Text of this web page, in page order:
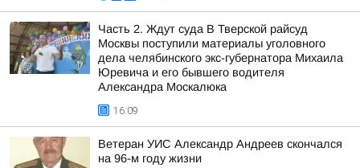
Часть 2. Ждут суда В Тверской райсуд
Москвы поступили материалы уголовного
дела челябинского экс-губернатора Михаила
Юревича и его бывшего водителя
Александра Москалюка
16:09
Ветеран УИС Александр Андреев скончался
на 96-м году жизни